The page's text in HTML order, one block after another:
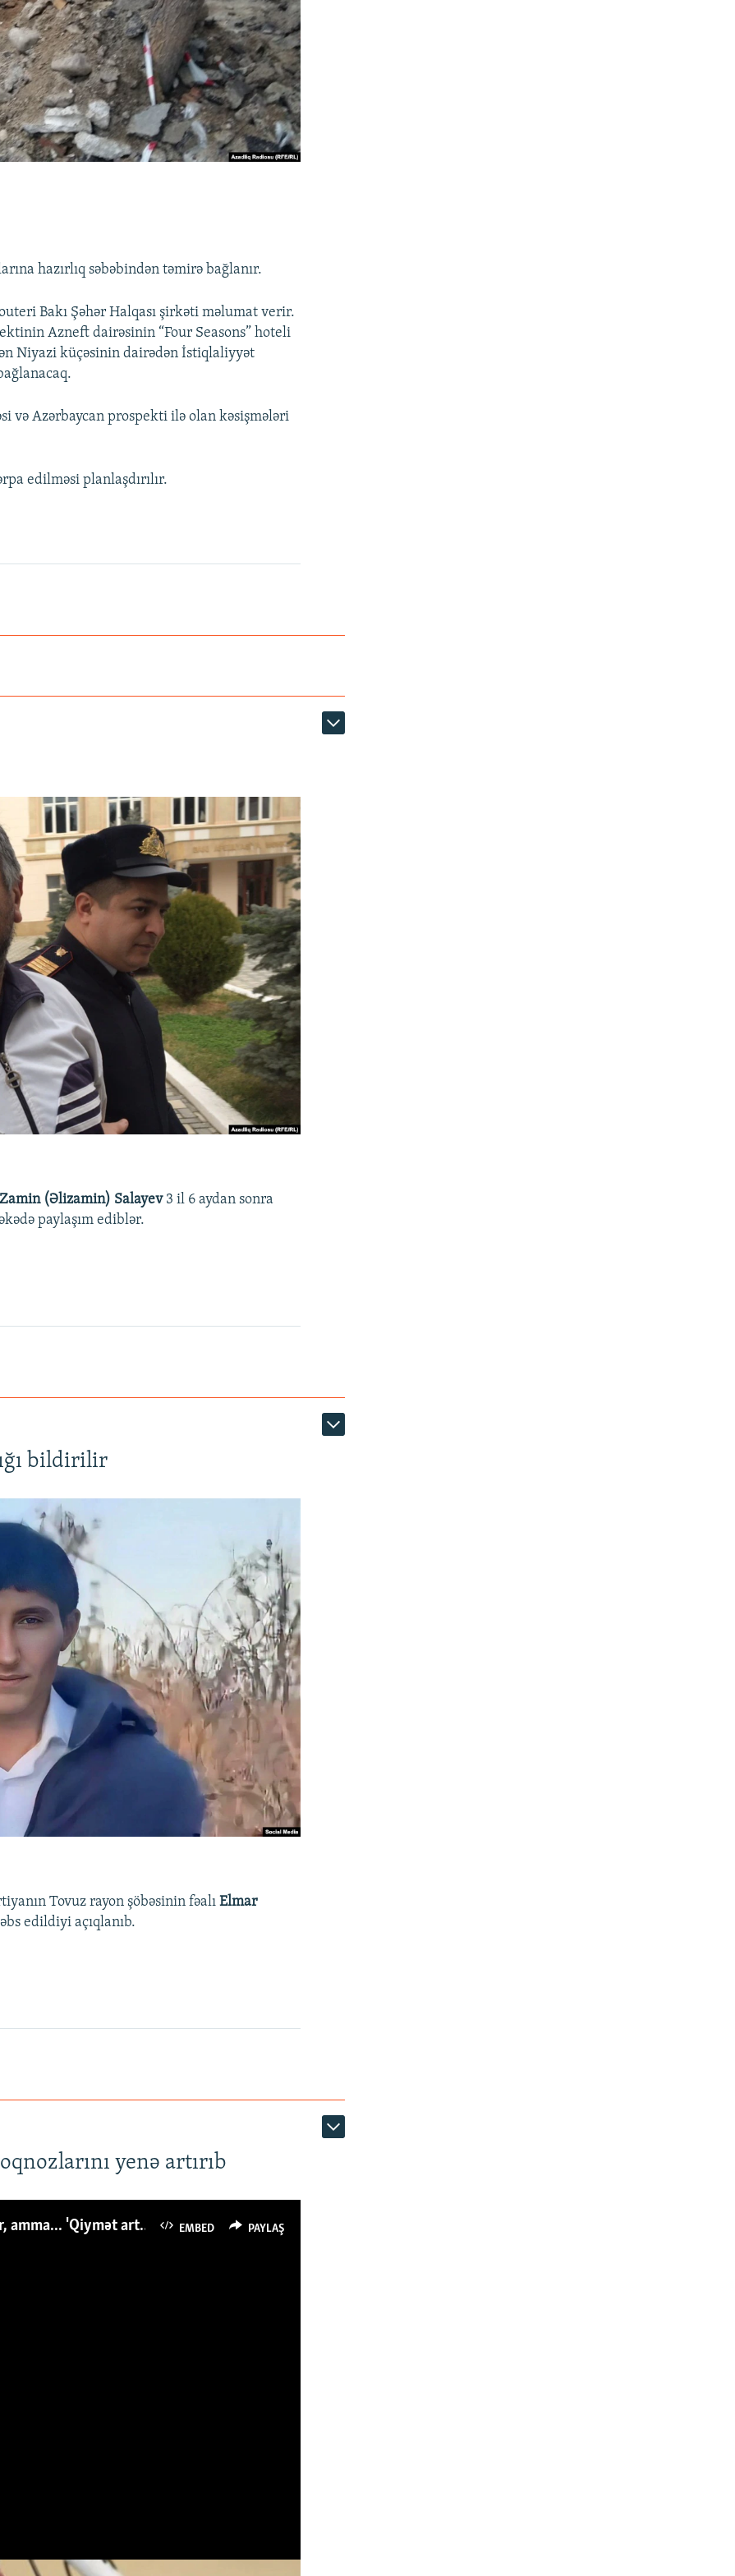
hazırlıq səbəbindən təmirə bağlanır.
Bakı Şəhər Halqası şirkəti məlumat verir.
Azneft dairəsinin “Four Seasons” hoteli
Niyazi küçəsinin dairədən İstiqlaliyyət
və Azərbaycan prospekti ilə olan kəsişmələri
edilməsi planlaşdırılır.
Zamin (Əlizamin) Salayev 3 il 6 aydan sonra
paylaşım ediblər.
bildirilir
Tovuz rayon şöbəsinin fəalı Elmar
edildiyi açıqlanıb.
yenə artırıb
EMBED PAYLAŞ
Azərbaycanlı avropalıdan iki dəfə az ət yeyir, amma... 'Qiymət artımı qaçılmazdır'